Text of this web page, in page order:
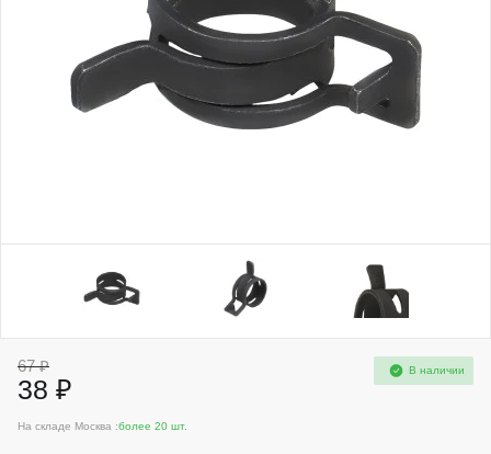
67 ₽
38 ₽
В наличии
На складе Москва :более 20 шт.